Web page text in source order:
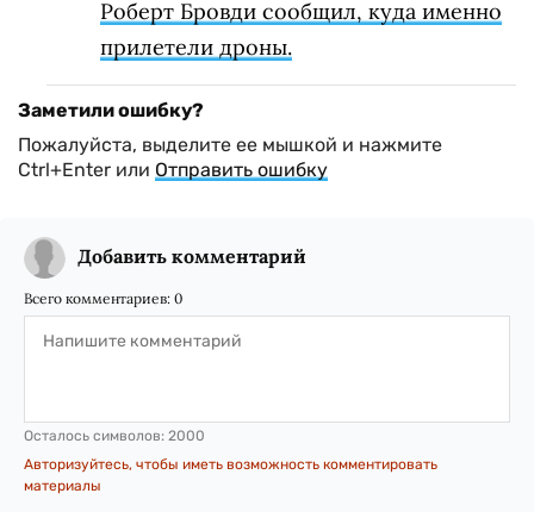
Роберт Бровди сообщил, куда именно
прилетели дроны.
Заметили ошибку?
Пожалуйста, выделите ее мышкой и нажмите
Ctrl+Enter или Отправить ошибку
Добавить комментарий
Всего комментариев: 0
Осталось символов: 2000
Авторизуйтесь, чтобы иметь возможность комментировать
материалы